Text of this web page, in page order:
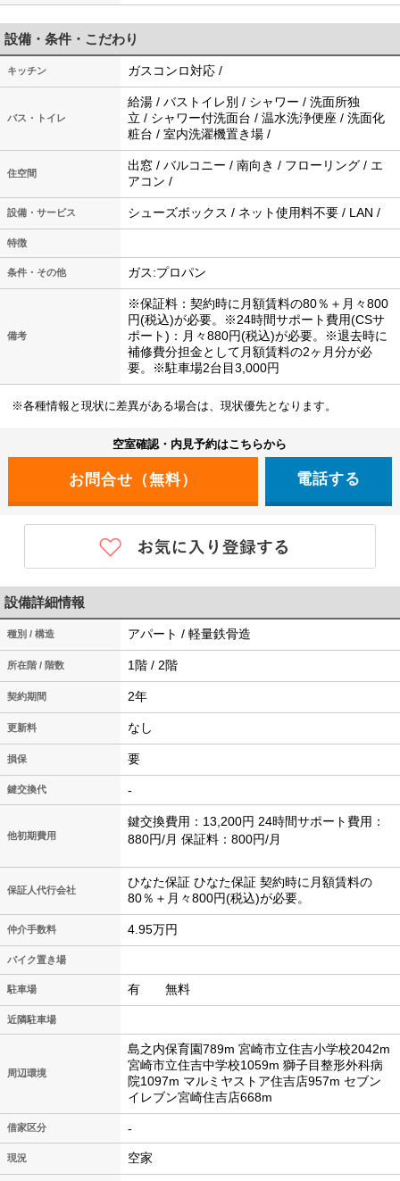
設備・条件・こだわり
キッチン ガスコンロ対応 /
バス・トイレ
給湯 / バストイレ別 / シャワー / 洗面所独
立 / シャワー付洗面台 / 温水洗浄便座 / 洗面化
粧台 / 室内洗濯機置き場 /
住空間
出窓 / バルコニー / 南向き / フローリング / エ
アコン /
設備・サービス シューズボックス / ネット使用料不要 / LAN /
特徴
条件・その他 ガス:プロパン
備考
※保証料：契約時に月額賃料の80％＋月々800
円(税込)が必要。※24時間サポート費用(CSサ
ポート)：月々880円(税込)が必要。※退去時に
補修費分担金として月額賃料の2ヶ月分が必
要。※駐車場2台目3,000円
※各種情報と現状に差異がある場合は、現状優先となります。
空室確認・内見予約はこちらから
電話する
設備詳細情報
種別 / 構造 アパート / 軽量鉄骨造
所在階 / 階数 1階 / 2階
契約期間 2年
更新料 なし
損保 要
鍵交換代 -
他初期費用
鍵交換費用：13,200円 24時間サポート費用：
880円/月 保証料：800円/月
保証人代行会社
ひなた保証 ひなた保証 契約時に月額賃料の
80％＋月々800円(税込)が必要。
仲介手数料 4.95万円
バイク置き場
駐車場 有 無料
近隣駐車場
周辺環境
島之内保育園789m 宮崎市立住吉小学校2042m
宮崎市立住吉中学校1059m 獅子目整形外科病
院1097m マルミヤストア住吉店957m セブン
イレブン宮崎住吉店668m
借家区分 -
現況 空家